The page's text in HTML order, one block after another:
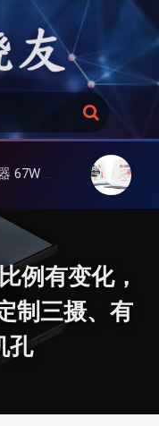
搜
索
大上
例有变化，
制三摄、有
孔